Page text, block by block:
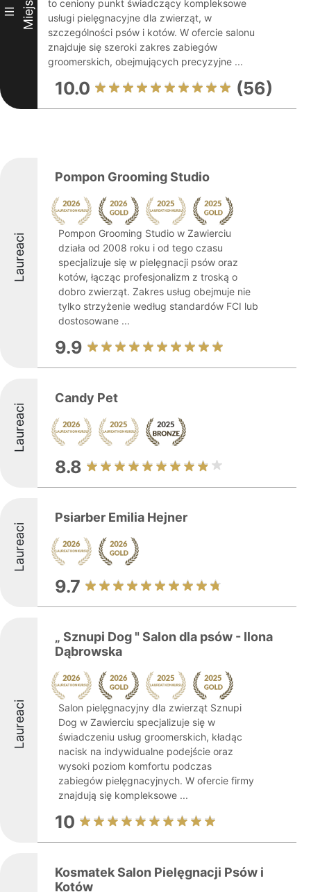
III
to ceniony punkt świadczący kompleksowe
usługi pielęgnacyjne dla zwierząt, w
szczególności psów i kotów. W ofercie salonu
znajduje się szeroki zakres zabiegów
groomerskich, obejmujących precyzyjne ...
10.0 (56)
Laureaci
Pompon Grooming Studio
Pompon Grooming Studio w Zawierciu
działa od 2008 roku i od tego czasu
specjalizuje się w pielęgnacji psów oraz
kotów, łącząc profesjonalizm z troską o
dobro zwierząt. Zakres usług obejmuje nie
tylko strzyżenie według standardów FCI lub
dostosowane ...
9.9
Laureaci
Candy Pet
8.8
Laureaci
Psiarber Emilia Hejner
9.7
Laureaci
„ Sznupi Dog " Salon dla psów - Ilona
Dąbrowska
Salon pielęgnacyjny dla zwierząt Sznupi
Dog w Zawierciu specjalizuje się w
świadczeniu usług groomerskich, kładąc
nacisk na indywidualne podejście oraz
wysoki poziom komfortu podczas
zabiegów pielęgnacyjnych. W ofercie firmy
znajdują się kompleksowe ...
10
Kosmatek Salon Pielęgnacji Psów i
Kotów